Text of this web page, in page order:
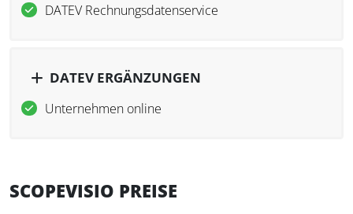
DATEV Rechnungsdatenservice
DATEV ERGÄNZUNGEN
Unternehmen online
SCOPEVISIO PREISE